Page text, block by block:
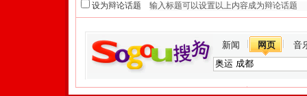
设为辩论话题
新闻 网页 音